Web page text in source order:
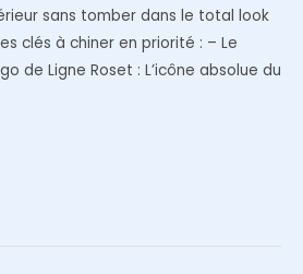
sans tomber dans le total look
clés à chiner en priorité : – Le
de Ligne Roset : L’icône absolue du